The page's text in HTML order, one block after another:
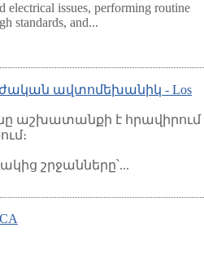
electrical issues, performing routine
standards, and...
ավտոմեխանիկ - Los
աշխատանքի է հրավիրում
շրջանները՝...